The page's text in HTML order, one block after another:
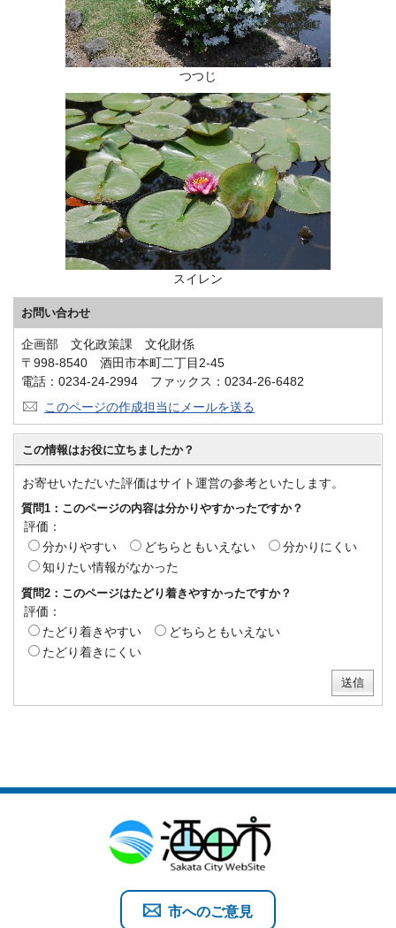
つつじ
スイレン
お問い合わせ
企画部 文化政策課 文化財係
〒998-8540 酒田市本町二丁目2-45
電話：0234-24-2994 ファックス：0234-26-6482
このページの作成担当にメールを送る
この情報はお役に立ちましたか？
お寄せいただいた評価はサイト運営の参考といたします。
質問1：このページの内容は分かりやすかったですか？
評価：
分かりやすい
どちらともいえない
分かりにくい
知りたい情報がなかった
質問2：このページはたどり着きやすかったですか？
評価：
たどり着きやすい
どちらともいえない
たどり着きにくい
市へのご意見